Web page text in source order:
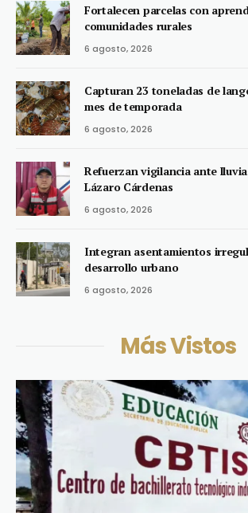
Fortalecen parcelas con
comunidades rurales
6 agosto, 2026
Capturan 23 toneladas de
mes de temporada
6 agosto, 2026
Refuerzan vigilancia ante
Lázaro Cárdenas
6 agosto, 2026
Integran asentamientos
desarrollo urbano
6 agosto, 2026
Más Vistos